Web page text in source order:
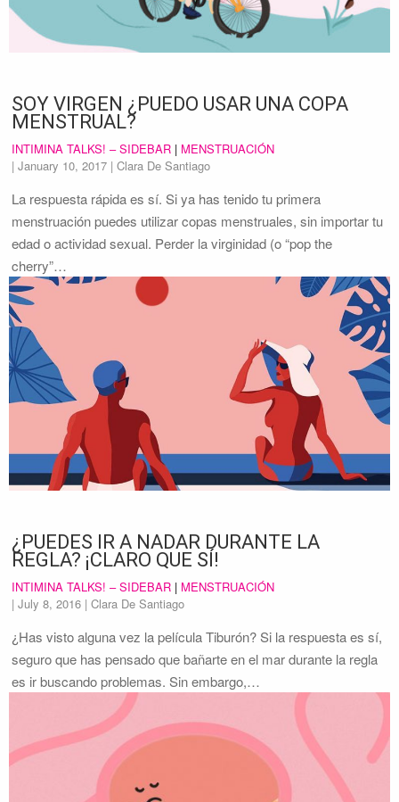
SOY VIRGEN ¿PUEDO USAR UNA COPA
MENSTRUAL?
INTIMINA TALKS! – SIDEBAR | MENSTRUACIÓN
|January 10, 2017 | Clara De Santiago
La respuesta rápida es sí. Si ya has tenido tu primera
menstruación puedes utilizar copas menstruales, sin importar tu
edad o actividad sexual. Perder la virginidad (o “pop the
cherry”…
¿PUEDES IR A NADAR DURANTE LA
REGLA? ¡CLARO QUE SÍ!
INTIMINA TALKS! – SIDEBAR | MENSTRUACIÓN
|July 8, 2016 | Clara De Santiago
¿Has visto alguna vez la película Tiburón? Si la respuesta es sí,
seguro que has pensado que bañarte en el mar durante la regla
es ir buscando problemas. Sin embargo,…